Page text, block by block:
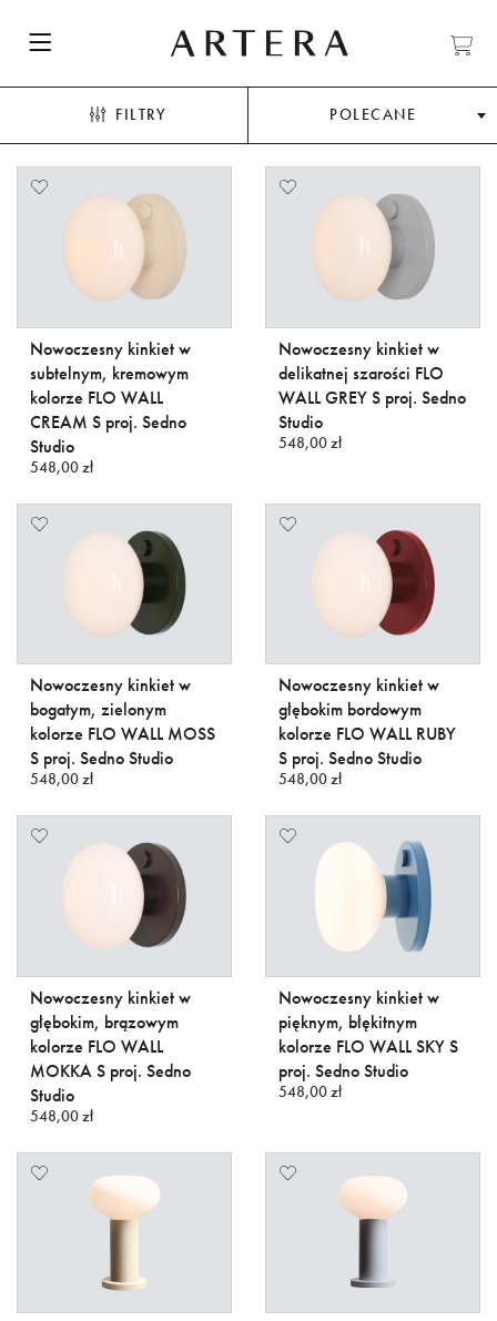
FILTRY POLECANE
Nowoczesny kinkiet w
subtelnym, kremowym
kolorze FLO WALL
CREAM S proj. Sedno
Studio
548,00 zł
Nowoczesny kinkiet w
delikatnej szarości FLO
WALL GREY S proj. Sedno
Studio
548,00 zł
Nowoczesny kinkiet w
bogatym, zielonym
kolorze FLO WALL MOSS
S proj. Sedno Studio
548,00 zł
Nowoczesny kinkiet w
głębokim bordowym
kolorze FLO WALL RUBY
S proj. Sedno Studio
548,00 zł
Nowoczesny kinkiet w
głębokim, brązowym
kolorze FLO WALL
MOKKA S proj. Sedno
Studio
548,00 zł
Nowoczesny kinkiet w
pięknym, błękitnym
kolorze FLO WALL SKY S
proj. Sedno Studio
548,00 zł